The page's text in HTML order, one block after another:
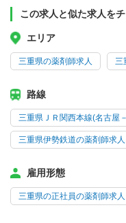
この求人と似た求人を
エリア
三重県の薬剤師求人 三
路線
三重県ＪＲ関西本線(名古屋
三重県伊勢鉄道の薬剤師求人
雇用形態
三重県の正社員の薬剤師求人